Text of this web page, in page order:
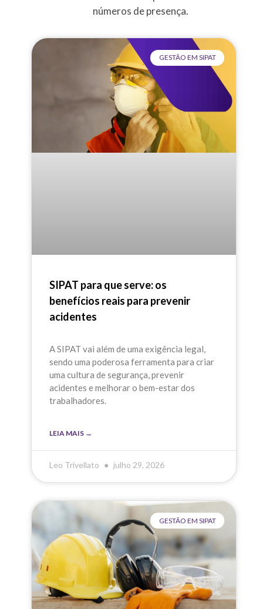
números de presença.
GESTÃO EM SIPAT
SIPAT para que serve: os
benefícios reais para prevenir
acidentes
A SIPAT vai além de uma exigência legal,
sendo uma poderosa ferramenta para criar
uma cultura de segurança, prevenir
acidentes e melhorar o bem-estar dos
trabalhadores.
LEIA MAIS →
Leo Trivellato julho 29, 2026
GESTÃO EM SIPAT